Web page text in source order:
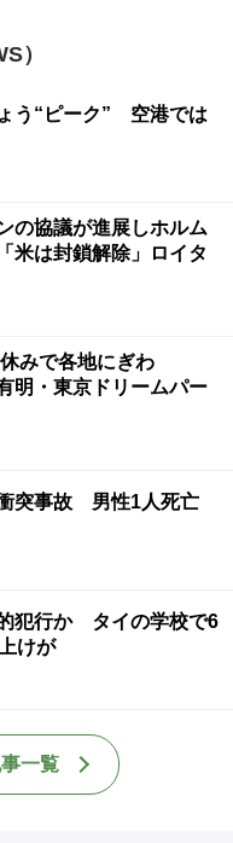
）
う“ピーク” 空港では
の協議が進展しホルム
米は封鎖解除」ロイタ
みで各地にぎわ
明・東京ドリームパー
突事故 男性1人死亡
犯行か タイの学校で6
けが
一覧